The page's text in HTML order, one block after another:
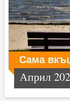
Сама
Април